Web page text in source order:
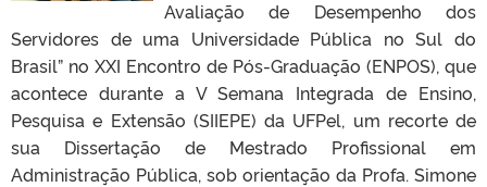
Avaliação de Desempenho dos
Servidores de uma Universidade Pública no Sul do
Brasil” no XXI Encontro de Pós-Graduação (ENPOS), que
acontece durante a V Semana Integrada de Ensino,
Pesquisa e Extensão (SIIEPE) da UFPel, um recorte de
sua Dissertação de Mestrado Profissional em
Administração Pública, sob orientação da Profa. Simone